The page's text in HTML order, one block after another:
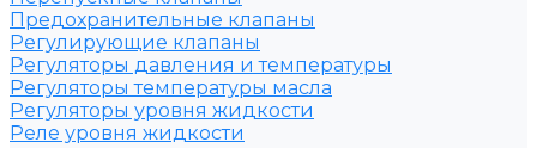
Предохранительные клапаны
Регулирующие клапаны
Регуляторы давления и температуры
Регуляторы температуры масла
Регуляторы уровня жидкости
Реле уровня жидкости